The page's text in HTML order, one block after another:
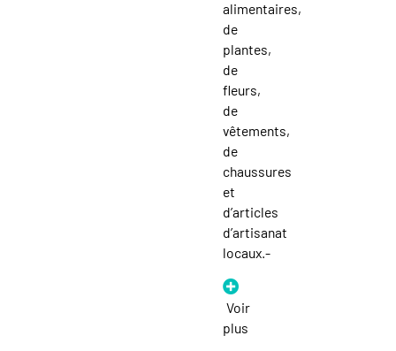
alimentaires,
de
plantes,
de
fleurs,
de
vêtements,
de
chaussures
et
d’articles
d’artisanat
locaux.-
Voir
plus